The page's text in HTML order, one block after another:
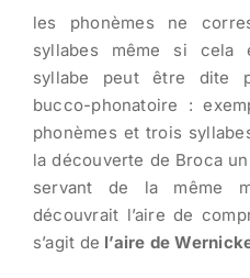
les phonèmes ne
syllabes même si cela
syllabe peut être dite
bucco-phonatoire :
phonèmes et trois
la découverte de Broca
servant de la même
découvrait l’aire de
s’agit de l’aire de